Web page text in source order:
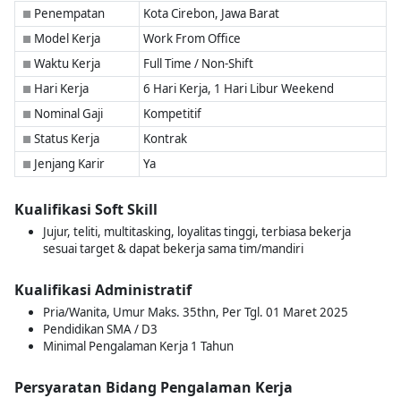
■ Penempatan Kota Cirebon, Jawa Barat
■ Model Kerja Work From Office
■ Waktu Kerja Full Time / Non-Shift
■ Hari Kerja 6 Hari Kerja, 1 Hari Libur Weekend
■ Nominal Gaji Kompetitif
■ Status Kerja Kontrak
■ Jenjang Karir Ya
Kualifikasi Soft Skill
Jujur, teliti, multitasking, loyalitas tinggi, terbiasa bekerja
sesuai target & dapat bekerja sama tim/mandiri
Kualifikasi Administratif
Pria/Wanita, Umur Maks. 35thn, Per Tgl. 01 Maret 2025
Pendidikan SMA / D3
Minimal Pengalaman Kerja 1 Tahun
Persyaratan Bidang Pengalaman Kerja